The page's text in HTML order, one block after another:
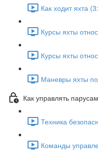
Как ходит яхта
Курсы яхты
Курсы яхты
Маневры яхты
Как управлять
Техника
Команды